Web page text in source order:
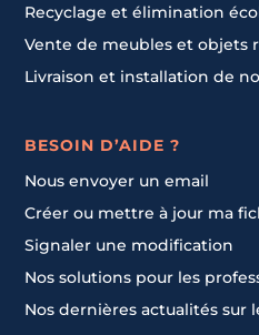
Recyclage et élimination
Vente de meubles et objets
Livraison et installation de
BESOIN D’AIDE ?
Nous envoyer un email
Créer ou mettre à jour ma
Signaler une modification
Nos solutions pour les
Nos dernières actualités sur